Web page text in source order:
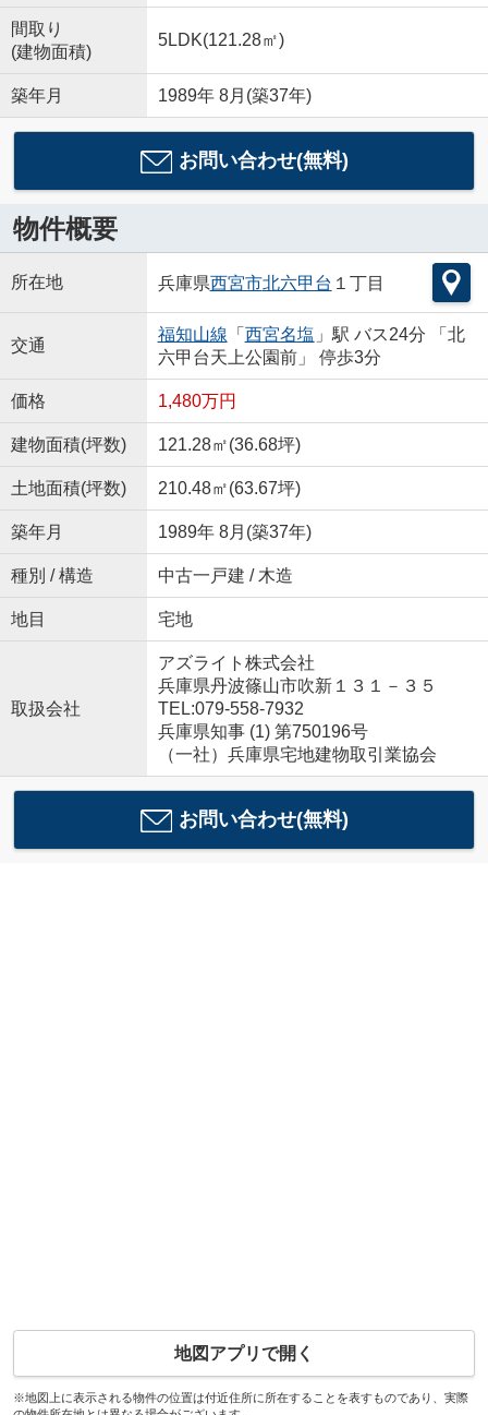
間取り
(建物面積)
5LDK(121.28㎡)
築年月 1989年 8月(築37年)
お問い合わせ(無料)
物件概要
所在地 兵庫県西宮市北六甲台 １丁目
交通
福知山線 「 西宮名塩 」駅 バス24分 「北
六甲台天上公園前」 停歩3分
価格 1,480万円
建物面積(坪数) 121.28㎡(36.68坪)
土地面積(坪数) 210.48㎡(63.67坪)
築年月 1989年 8月(築37年)
種別 / 構造 中古一戸建 / 木造
地目 宅地
取扱会社
アズライト株式会社
兵庫県丹波篠山市吹新１３１－３５
TEL:079-558-7932
兵庫県知事 (1) 第750196号
（一社）兵庫県宅地建物取引業協会
お問い合わせ(無料)
地図アプリで開く
※地図上に表示される物件の位置は付近住所に所在することを表すものであり、実際